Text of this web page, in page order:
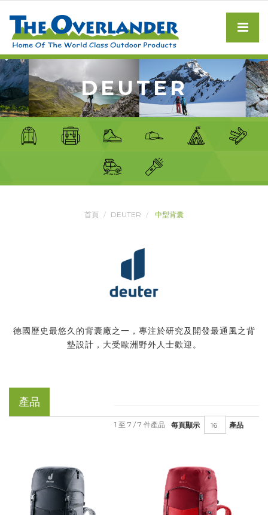
DEUTER
首頁 DEUTER 中型背囊
德國歷史最悠久的背囊廠之一，專注於研究及開發最通風之背
墊設計，大受歐洲野外人士歡迎。
產品
每頁顯示 產品
1 至 7 / 7 件產品